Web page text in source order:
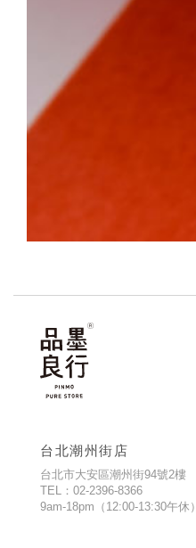
台北潮州街店
台北市大安區潮州街94號2樓
TEL：02-2396-8366
9am-18pm（12:00-13:30午休）